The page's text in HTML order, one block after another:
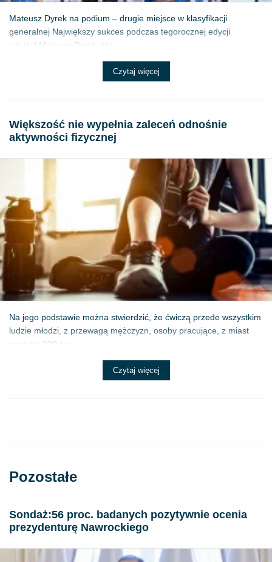
Mateusz Dyrek na podium – drugie miejsce w klasyfikacji
generalnej Największy sukces podczas tegorocznej edycji
odniósł Mateusz Dyrek, któ...
Czytaj więcej
Większość nie wypełnia zaleceń odnośnie
aktywności fizycznej
Na jego podstawie można stwierdzić, że ćwiczą przede wszystkim
ludzie młodzi, z przewagą mężczyzn, osoby pracujące, z miast
powyżej 200 tys...
Czytaj więcej
Pozostałe
​Sondaż:56 proc. badanych pozytywnie ocenia
prezydenturę Nawrockiego